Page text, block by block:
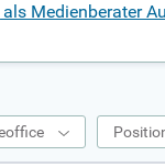
Medienberater